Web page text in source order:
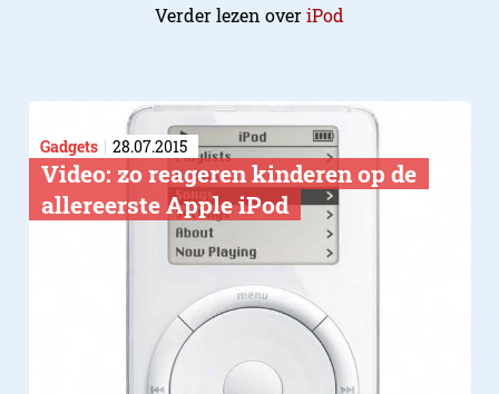
CONCLUSIE
Verder lezen overiPod
Gadgets 28.07.2015
Video: zo reageren kinderen op de
allereerste Apple iPod